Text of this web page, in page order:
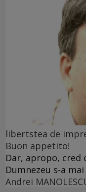
libertstea de
Buon appetito!
Dar, apropo, cred
Dumnezeu s-a
Andrei